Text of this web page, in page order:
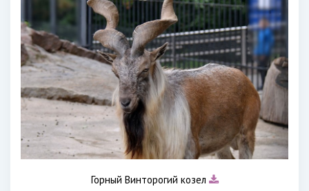
Горный Винторогий козел